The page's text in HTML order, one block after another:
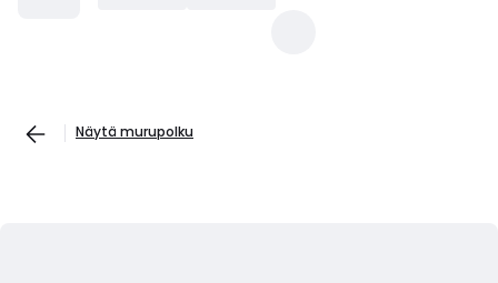
Näytä murupolku